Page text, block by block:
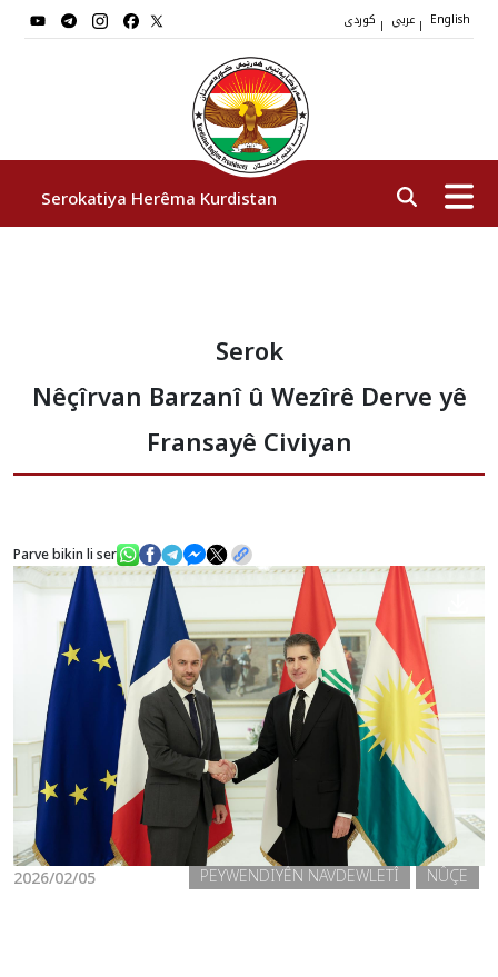
| | English
Serokatiya Herêma Kurdistan
Nûçe
Galerî
Serok
Nêçîrvan Barzanî û Wezîrê Derve yê
Fransayê Civiyan
Parve bikin li ser
2026/02/05 NÛÇE
PEYWENDIYÊN NAVDEWLETÎ